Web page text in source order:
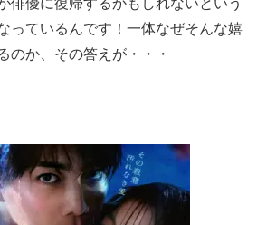
っているんです！一体なぜそんな嬉
のか、その答えが・・・